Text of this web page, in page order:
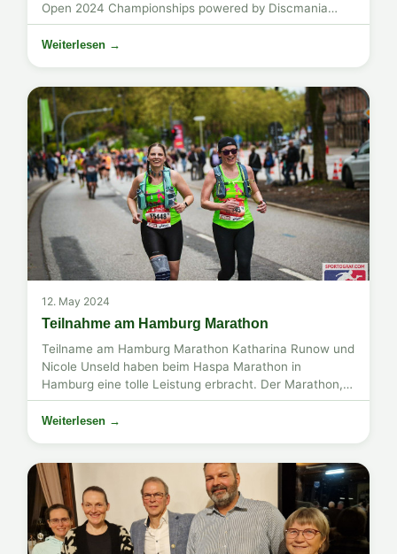
Open 2024 Championships powered by Discmania
Discs und DiscGolfStore are in the books. Wir ...
Weiterlesen →
12. May 2024
Teilnahme am Hamburg Marathon
Teilname am Hamburg Marathon Katharina Runow und
Nicole Unseld haben beim Haspa Marathon in
Hamburg eine tolle Leistung erbracht. Der Marathon,
bekannt für seine begeisterte Atmosphäre und die ...
Weiterlesen →